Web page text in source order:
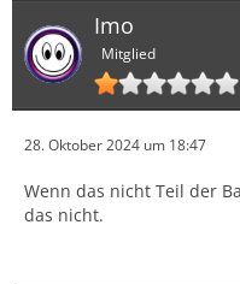
Imo
Mitglied
28. Oktober 2024 um 18:47
Wenn das nicht Teil der
das nicht.